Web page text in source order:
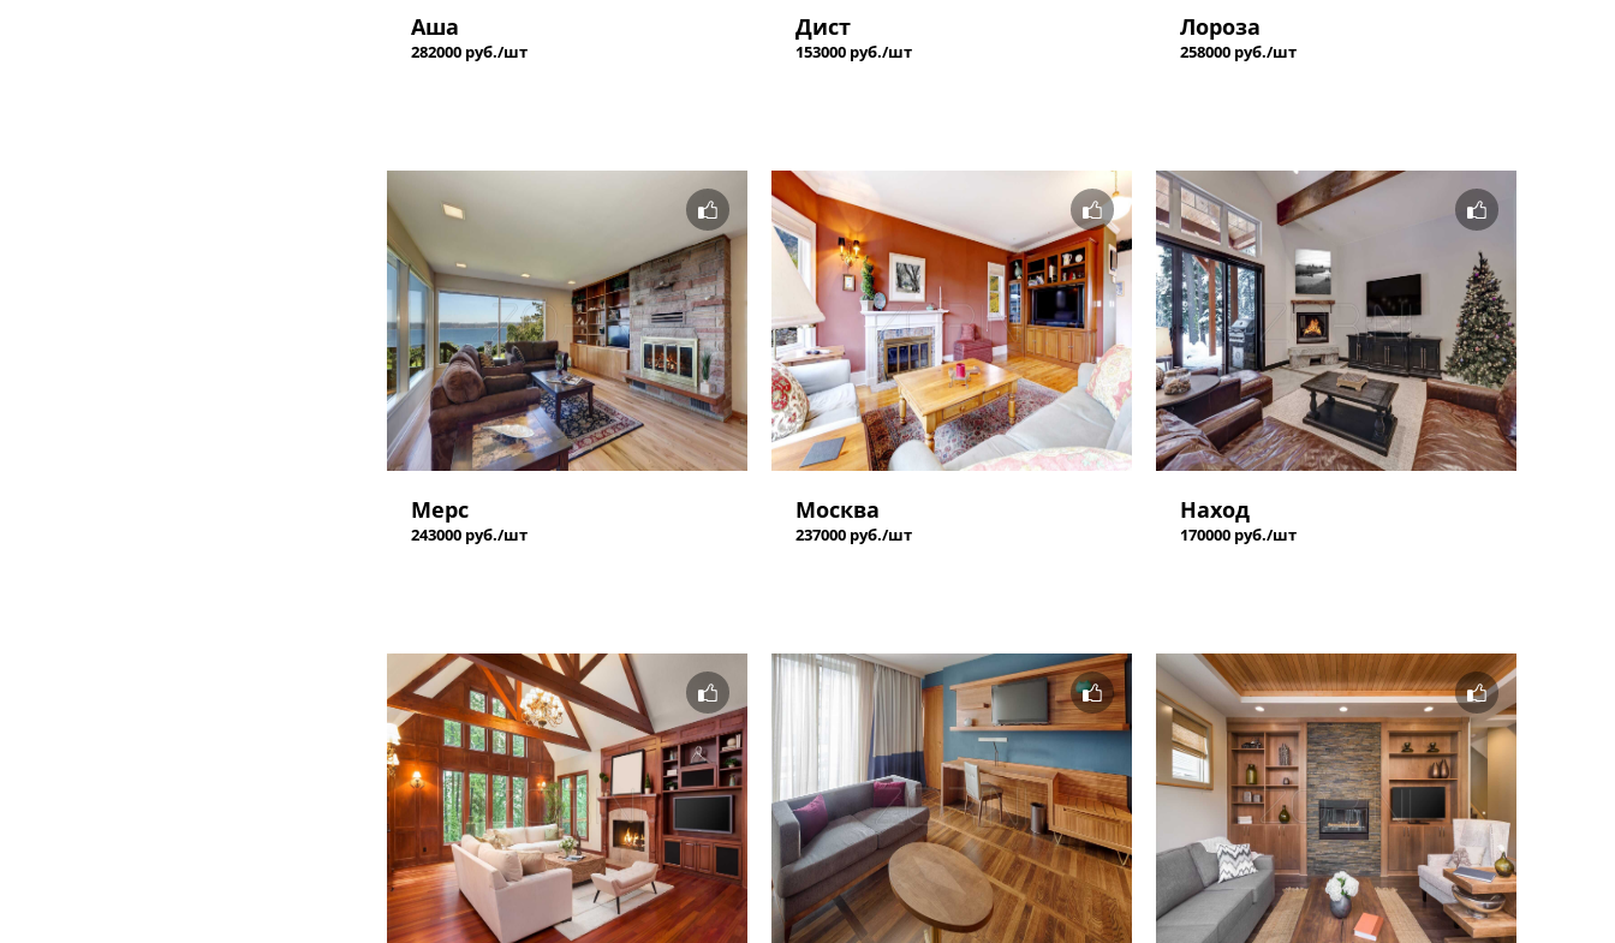
Аша
282000 руб./шт
Дист
153000 руб./шт
Лороза
258000 руб./шт
Мерс
243000 руб./шт
Москва
237000 руб./шт
Наход
170000 руб./шт